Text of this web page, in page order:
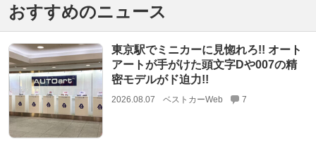
おすすめのニュース
東京駅でミニカーに見惚れろ!! オート
アートが手がけた頭文字Dや007の精
密モデルがド迫力!!
2026.08.07 ベストカーWeb 7